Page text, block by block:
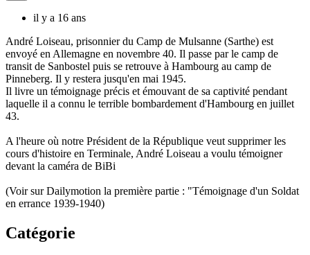
il y a 16 ans
André Loiseau, prisonnier du Camp de Mulsanne (Sarthe) est
envoyé en Allemagne en novembre 40. Il passe par le camp de
transit de Sanbostel puis se retrouve à Hambourg au camp de
Pinneberg. Il y restera jusqu'en mai 1945.
Il livre un témoignage précis et émouvant de sa captivité pendant
laquelle il a connu le terrible bombardement d'Hambourg en juillet
43.
A l'heure où notre Président de la République veut supprimer les
cours d'histoire en Terminale, André Loiseau a voulu témoigner
devant la caméra de BiBi
(Voir sur Dailymotion la première partie : "Témoignage d'un Soldat
en errance 1939-1940)
Catégorie